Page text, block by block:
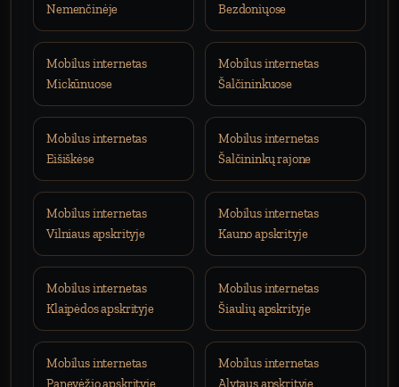
Nemenčinėje
Bezdoniųose
Mobilus internetas
Mickūnuose
Mobilus internetas
Šalčininkuose
Mobilus internetas
Eišiškėse
Mobilus internetas
Šalčininkų rajone
Mobilus internetas
Vilniaus apskrityje
Mobilus internetas
Kauno apskrityje
Mobilus internetas
Klaipėdos apskrityje
Mobilus internetas
Šiaulių apskrityje
Mobilus internetas
Panevėžio apskrityje
Mobilus internetas
Alytaus apskrityje